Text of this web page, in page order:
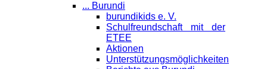
... Burundi
burundikids e. V.
Schulfreundschaft mit der
ETEE
Aktionen
Unterstützungsmöglichkeiten